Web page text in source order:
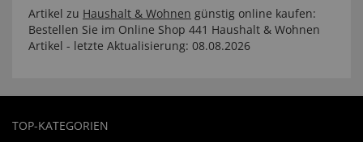
Artikel zu Haushalt & Wohnen günstig online kaufen:
Bestellen Sie im Online Shop 441 Haushalt & Wohnen
Artikel - letzte Aktualisierung: 08.08.2026
TOP-KATEGORIEN